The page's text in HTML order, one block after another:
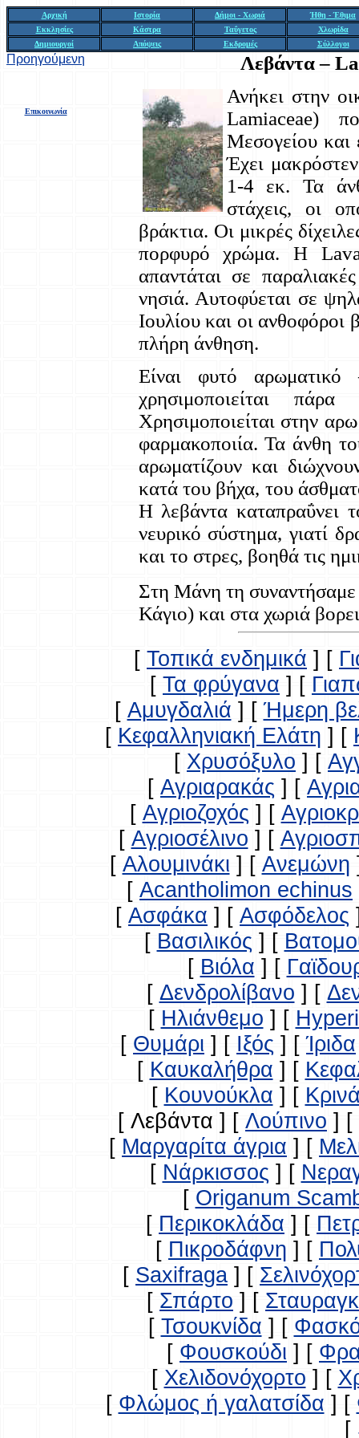
Αρχική Ιστορία Δήμοι - Χωριά
Ήθη - Έθιμα
Εκκλησίες
Κάστρα Ταΰγετος
Χλωρίδα
Δημιουργοί
Απόψεις Εκδρομές Σύλλογοι
Προηγούμενη
Επικοινωνία
Λεβάντα –
Ανήκει στην
Lamiaceae)
Μεσογείου και
Έχει
1-4 εκ. Τα
στάχεις, οι
βράκτια. Οι μικρές
πορφυρό χρώμα. Η
απαντάται σε
νησιά. Αυτοφύεται σε
Ιουλίου και οι ανθοφόροι
πλήρη άνθηση.
Είναι φυτό
χρησιμοποιείται
Χρησιμοποιείται στην
φαρμακοποιία. Τα άνθη
αρωματίζουν και
κατά του βήχα, του
Η λεβάντα καταπραΰνει
νευρικό σύστημα, γιατί
και το στρες, βοηθά τις
Στη Μάνη τη
Κάγιο) και στα χωριά
[ Τοπικά ενδημικά ] [
[ Τα φρύγανα ] [
[ Αμυγδαλιά ] [Ήμερη
[ Κεφαλληνιακή Ελάτη ] [
[ Χρυσόξυλο ] [
[ Αγριαρακάς ] [
[ Αγριοζοχός ] [
[ Αγριοσέλινο ] [
[ Αλουμινάκι ] [ Ανεμώνη
[ Acantholimon echinus
[ Ασφάκα ] [ Ασφόδελος
[ Βασιλικός ] [
[ Βιόλα ] [
[ Δενδρολίβανο ] [
[ Ηλιάνθεμο ] [
[ Θυμάρι ] [ Ιξός ] [Ίριδα
[ Καυκαλήθρα ] [
[ Κουνούκλα ] [
[ Λεβάντα ] [ Λούπινο ] [
[ Μαργαρίτα άγρια ] [
[ Νάρκισσος ] [
[ Origanum
[ Περικοκλάδα ] [
[ Πικροδάφνη ] [
[ Saxifraga ] [
[ Σπάρτο ] [
[ Τσουκνίδα ] [
[ Φουσκούδι ] [
[ Χελιδονόχορτο ] [
[ Φλώμος ή γαλατσίδα ] [
[